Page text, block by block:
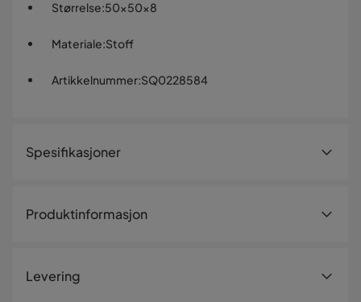
Størrelse:50x50x8
Materiale:Stoff
Artikkelnummer:SQ0228584
Spesifikasjoner
Størrelse
Bredde
Produktinformasjon
Levering